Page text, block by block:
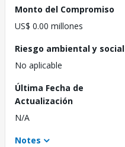
Monto del Compromiso
US$ 0.00 millones
Riesgo ambiental y social
No aplicable
Última Fecha de
Actualización
N/A
Notes